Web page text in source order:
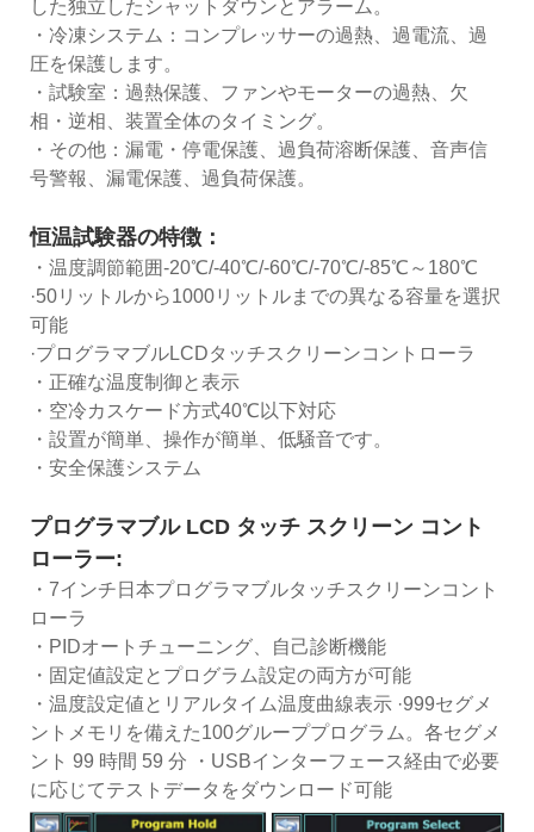
した独立したシャットダウンとアラーム。
・冷凍システム：コンプレッサーの過熱、過電流、過
圧を保護します。
・試験室：過熱保護、ファンやモーターの過熱、欠
相・逆相、装置全体のタイミング。
・その他：漏電・停電保護、過負荷溶断保護、音声信
号警報、漏電保護、過負荷保護。
恒温試験器の特徴：
・温度調節範囲-20℃/-40℃/-60℃/-70℃/-85℃～180℃
·50リットルから1000リットルまでの異なる容量を選択
可能
·プログラマブルLCDタッチスクリーンコントローラ
・正確な温度制御と表示
・空冷カスケード方式40℃以下対応
・設置が簡単、操作が簡単、低騒音です。
・安全保護システム
プログラマブル LCD タッチ スクリーン コント
ローラー:
・7インチ日本プログラマブルタッチスクリーンコント
ローラ
・PIDオートチューニング、自己診断機能
・固定値設定とプログラム設定の両方が可能
・温度設定値とリアルタイム温度曲線表示 ·999セグメ
ントメモリを備えた100グループプログラム。各セグメ
ント 99 時間 59 分 ・USBインターフェース経由で必要
に応じてテストデータをダウンロード可能